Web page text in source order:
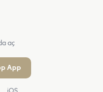
aç
App
iOS